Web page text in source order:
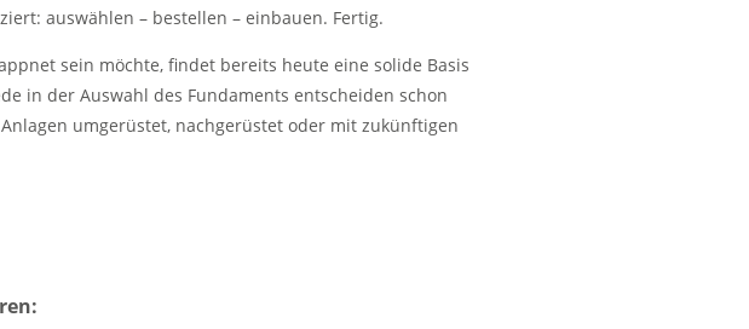
auswählen – bestellen – einbauen. Fertig.
sein möchte, findet bereits heute eine solide Basis
in der Auswahl des Fundaments entscheiden schon
umgerüstet, nachgerüstet oder mit zukünftigen